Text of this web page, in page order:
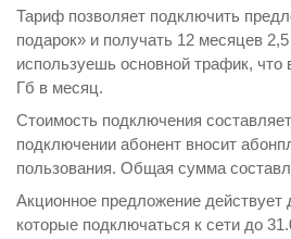
Тариф позволяет подключить
подарок» и получать 12 месяцев
используешь основной трафик, что
Гб в месяц.
Стоимость подключения
подключении абонент вносит
пользования. Общая сумма
Акционное предложение действует
которые подключаться к сети до